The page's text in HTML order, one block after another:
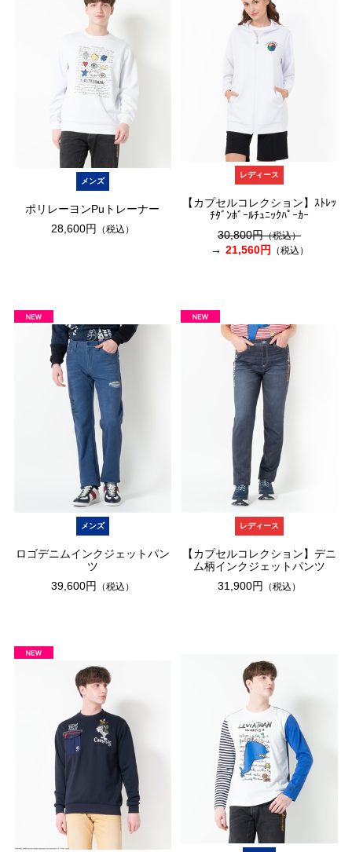
メンズ
ポリレーヨンPuトレーナー
28,600円
（税込）
レディース
【カプセルコレクション】ｽﾄﾚｯ
ﾁﾀﾞﾝﾎﾞｰﾙﾁｭﾆｯｸﾊﾟｰｶｰ
30,800円（税込）
21,560円 （税込）
メンズ
ロゴデニムインクジェットパン
ツ
39,600円
（税込）
レディース
【カプセルコレクション】デニ
ム柄インクジェットパンツ
31,900円
（税込）